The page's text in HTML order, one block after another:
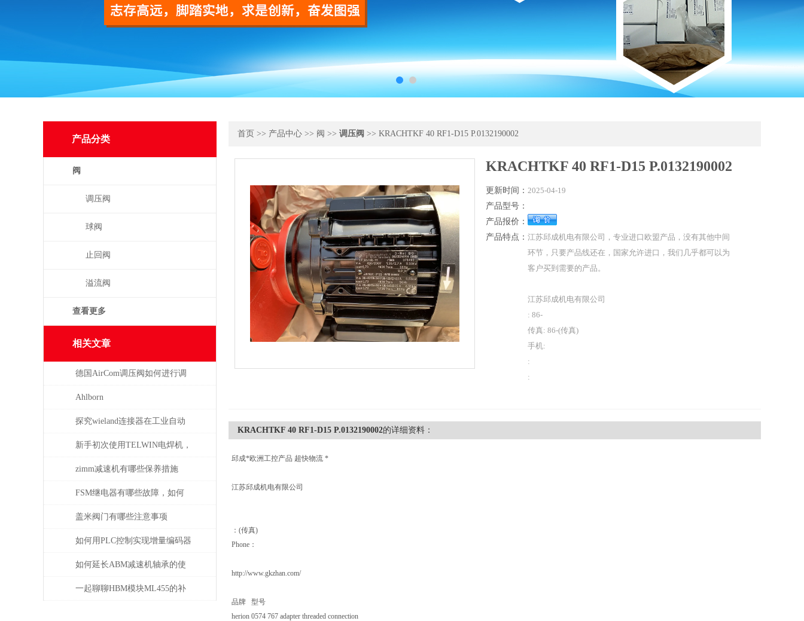
产品分类
阀
调压阀
球阀
止回阀
溢流阀
查看更多
相关文章
德国AirCom调压阀如何进行调
压，一分钟了解！
Ahlborn
探究wieland连接器在工业自动
化系统中的即插即用与应用优
势
新手初次使用TELWIN电焊机，
需注意这几点
zimm减速机有哪些保养措施
FSM继电器有哪些故障，如何
解决
盖米阀门有哪些注意事项
如何用PLC控制实现增量编码器
的定位功能？
如何延长ABM减速机轴承的使
用寿命
一起聊聊HBM模块ML455的补
首页 >> 产品中心 >> 阀 >> 调压阀 >> KRACHTKF 40 RF1-D15 P.0132190002
KRACHTKF 40 RF1-D15 P.0132190002
更新时间： 2025-04-19
产品型号：
产品报价：
产品特点： 江苏邱成机电有限公司，专业进口欧盟产品，没有其他中间
环节，只要产品线还在，国家允许进口，我们几乎都可以为
客户买到需要的产品。
江苏邱成机电有限公司
: 86-
传真: 86-(传真)
手机:
:
:
KRACHTKF 40 RF1-D15 P.0132190002的详细资料：
邱成*欧洲工控产品 超快物流 *
江苏邱成机电有限公司
：(传真)
Phone：
http://www.gkzhan.com/
品牌 型号
herion 0574 767 adapter threaded connection